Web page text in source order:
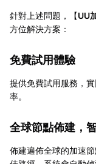
針對上述問題，【UU
方位解決方案：
免費試用體驗
提供免費試用服務，
率。
全球節點佈建，
佈建遍佈全球的加速